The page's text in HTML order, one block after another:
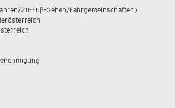
Zu-Fuß-Gehen/Fahrgemeinschaften)